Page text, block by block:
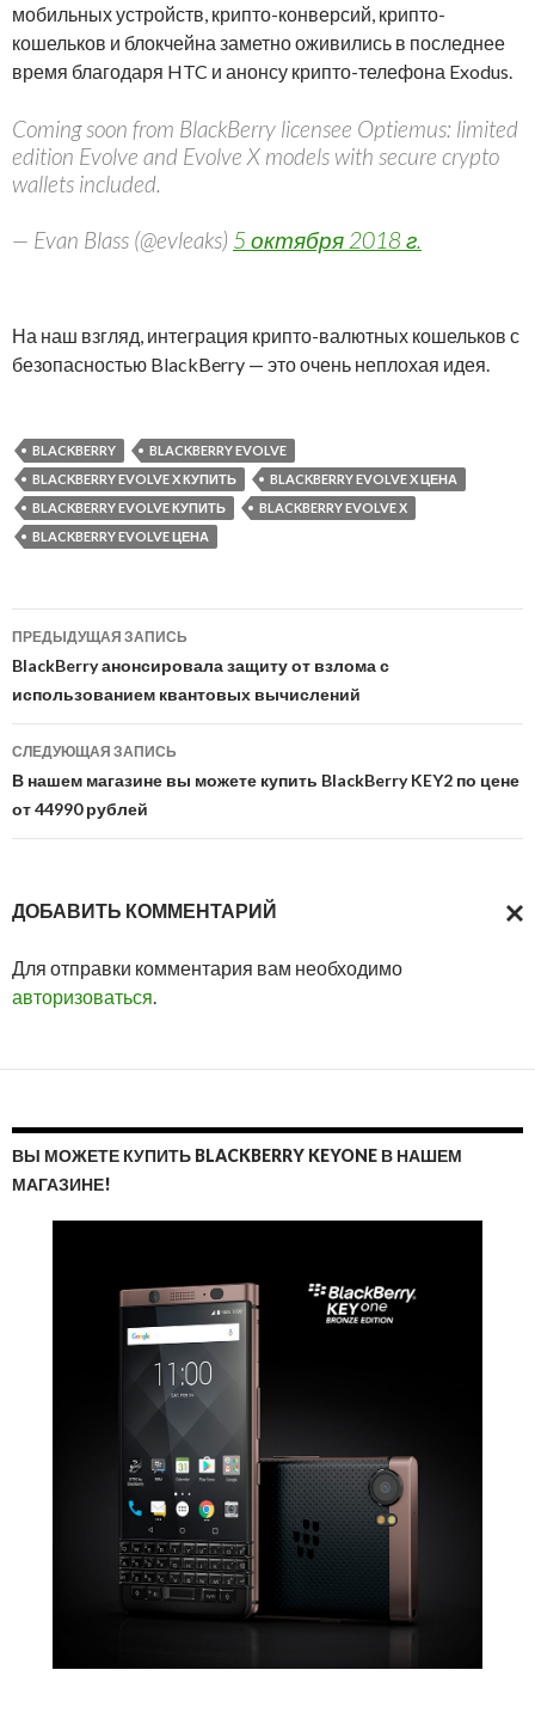
мобильных устройств, крипто-конверсий, крипто-
кошельков и блокчейна заметно оживились в последнее
время благодаря HTC и анонсу крипто-телефона Exodus.
Coming soon from BlackBerry licensee Optiemus: limited
edition Evolve and Evolve X models with secure crypto
wallets included.
— Evan Blass (@evleaks) 5 октября 2018 г.
На наш взгляд, интеграция крипто-валютных кошельков с
безопасностью BlackBerry — это очень неплохая идея.
BLACKBERRY
BLACKBERRY EVOLVE
BLACKBERRY EVOLVE X КУПИТЬ
BLACKBERRY EVOLVE X ЦЕНА
BLACKBERRY EVOLVE КУПИТЬ
BLACKBERRY EVOLVE Х
BLACKBERRY EVOLVE ЦЕНА
Навигация
по
записям
ПРЕДЫДУЩАЯ ЗАПИСЬ
BlackBerry анонсировала защиту от взлома с
использованием квантовых вычислений
СЛЕДУЮЩАЯ ЗАПИСЬ
В нашем магазине вы можете купить BlackBerry KEY2 по цене
от 44990 рублей
ДОБАВИТЬ КОММЕНТАРИЙ
Для отправки комментария вам необходимо
авторизоваться
ВЫ МОЖЕТЕ КУПИТЬ BLACKBERRY KEYONE В НАШЕМ
МАГАЗИНЕ!